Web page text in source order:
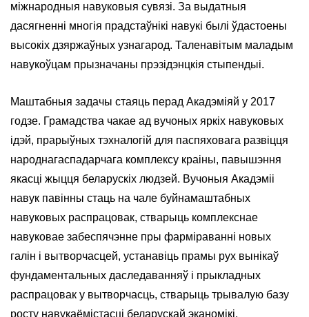
міжнародныя навуковыя сувязі. За выдатныя
дасягненні многія прадстаўнікі навукі былі ўдастоены
высокіх дзяржаўных узнагарод. Таленавітым маладым
навукоўцам прызначаны прэзідэнцкія стыпендыі.
Маштабныя задачы стаяць перад Акадэміяй у 2017
годзе. Грамадства чакае ад вучоных яркіх навуковых
ідэй, прарыўных тэхналогій для паспяховага развіцця
народнагаспадарчага комплексу краіны, павышэння
якасці жыцця беларускіх людзей. Вучоныя Акадэміі
навук павінны стаць на чале буйнамаштабных
навуковых распрацовак, стварыць комплекснае
навуковае забеспячэнне пры фарміраванні новых
галін і вытворчасцей, устанавіць прамы рух вынікаў
фундаментальных даследаванняў і прыкладных
распрацовак у вытворчасць, стварыць трывалую базу
росту навукаёмістасці беларускай эканомікі.